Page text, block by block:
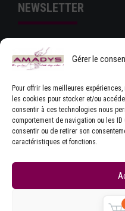
Gérer le
Pour offrir les meilleures
les cookies pour stocker et/ou
consentir à ces technologies nous
comportement de navigation ou les
consentir ou de retirer son
caractéristiques et fonctions.
NEWSLETTER
J'ACCEPTE LES
D'UTILISATION